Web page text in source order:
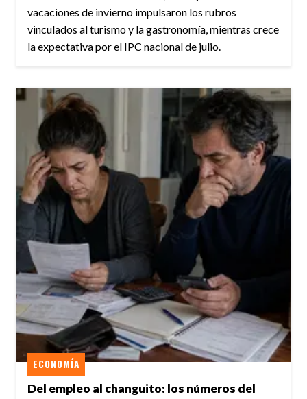
vacaciones de invierno impulsaron los rubros
vinculados al turismo y la gastronomía, mientras crece
la expectativa por el IPC nacional de julio.
Del empleo al changuito: los números del
ECONOMÍA